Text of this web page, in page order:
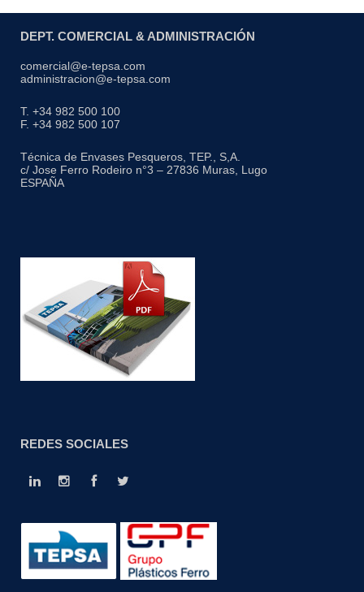
DEPT. COMERCIAL & ADMINISTRACIÓN
comercial@e-tepsa.com
administracion@e-tepsa.com
T. +34 982 500 100
F. +34 982 500 107
Técnica de Envases Pesqueros, TEP., S,A.
c/ Jose Ferro Rodeiro n°3 – 27836 Muras, Lugo
ESPAÑA
REDES SOCIALES